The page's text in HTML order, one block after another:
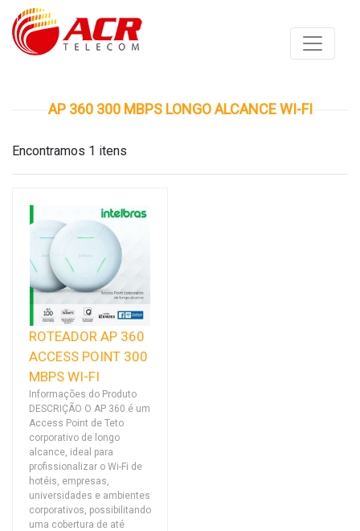
AP 360 300 MBPS LONGO ALCANCE WI-FI
Encontramos 1 itens
ROTEADOR AP 360
ACCESS POINT 300
MBPS WI-FI
Informações do Produto
DESCRIÇÃO O AP 360 é um
Access Point de Teto
corporativo de longo
alcance, ideal para
profissionalizar o Wi-Fi de
hotéis, empresas,
universidades e ambientes
corporativos, possibilitando
uma cobertura de até